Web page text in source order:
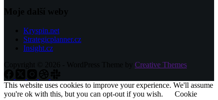
Moje další weby
Kryspin.net
Strategicplanner.cz
Insight.cz
Copyright © 2026 - WordPress Theme by Creative Themes
This website uses cookies to improve your experience. We'll assume
you're ok with this, but you can opt-out if you wish.
Cookie